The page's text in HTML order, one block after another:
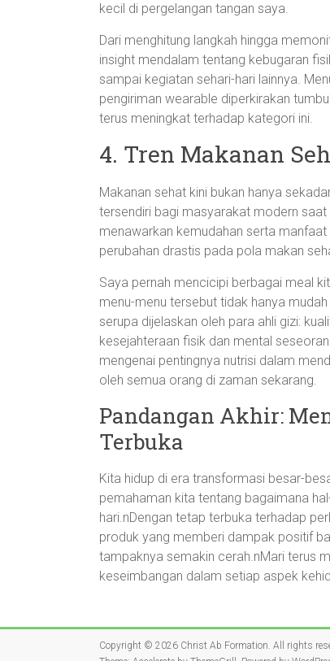
kecil di pergelangan tangan saya.
Dari menghitung langkah hingga
insight mendalam tentang kebugaran
sampai kegiatan sehari-hari lainnya.
pengiriman wearable diperkirakan
terus meningkat terhadap kategori ini.
4. Tren Makanan
Makanan sehat kini bukan hanya
tersendiri bagi masyarakat modern
menawarkan kemudahan serta
perubahan drastis pada pola makan
Saya pernah mencicipi berbagai meal
menu-menu tersebut tidak hanya
serupa dijelaskan oleh para ahli gizi:
kesejahteraan fisik dan mental
mengenai pentingnya nutrisi dalam
oleh semua orang di zaman sekarang.
Pandangan Akhir:
Terbuka
Kita hidup di era transformasi besar-
pemahaman kita tentang bagaimana
hari.nDengan tetap terbuka terhadap
produk yang memberi dampak positif
tampaknya semakin cerah.nMari terus
keseimbangan dalam setiap aspek
Copyright © 2026 Christ Ab Formation. All rights